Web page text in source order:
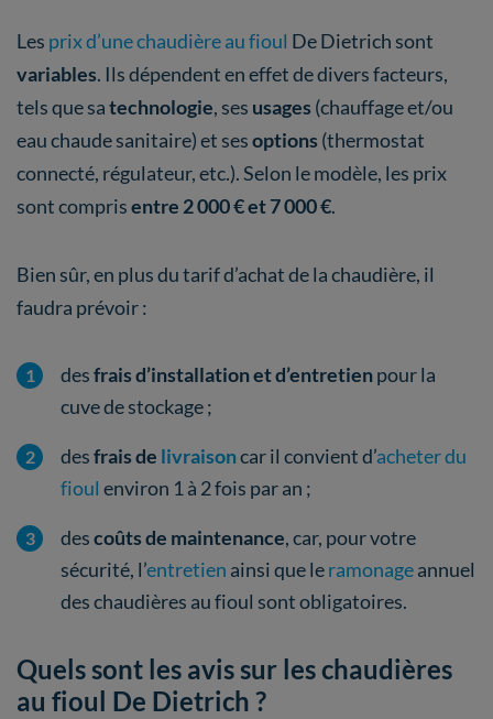
Les prix d’une chaudière au fioul De Dietrich sont
variables. Ils dépendent en effet de divers facteurs,
tels que satechnologie, ses usages (chauffage et/ou
eau chaude sanitaire) et sesoptions (thermostat
connecté, régulateur, etc.). Selon le modèle, les prix
sont comprisentre 2 000 € et 7 000 €.
Bien sûr, en plus du tarif d’achat de la chaudière, il
faudra prévoir :
desfrais d’installation et d’entretienpour la
cuve de stockage ;
desfrais de livraisoncar il convient d’acheter du
fioul environ 1 à 2 fois par an ;
descoûts de maintenance, car, pour votre
sécurité, l’entretien ainsi que leramonageannuel
des chaudières au fioul sont obligatoires.
Quels sont les avis sur les chaudières
au fioul De Dietrich ?